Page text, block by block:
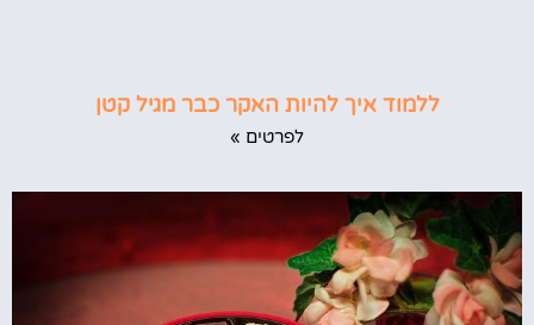
ללמוד איך להיות האקר כבר מגיל קטן
לפרטים »